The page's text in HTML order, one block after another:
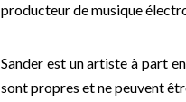
producteur de musique
Sander est un artiste à part
sont propres et ne peuvent